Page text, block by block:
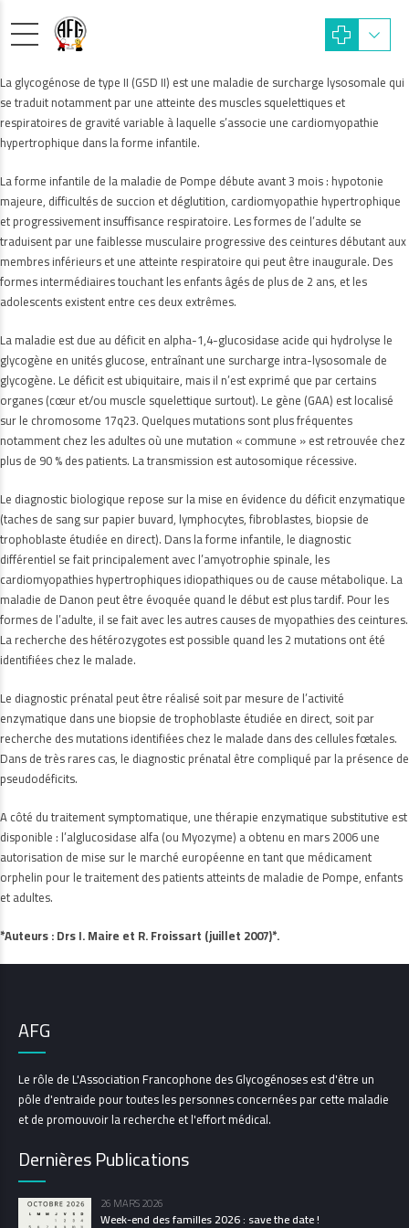
La glycogénose de type II (GSD II) est une maladie de surcharge lysosomale qui
se traduit notamment par une atteinte des muscles squelettiques et
respiratoires de gravité variable à laquelle s’associe une cardiomyopathie
hypertrophique dans la forme infantile.
La forme infantile de la maladie de Pompe débute avant 3 mois : hypotonie
majeure, difficultés de succion et déglutition, cardiomyopathie hypertrophique
et progressivement insuffisance respiratoire. Les formes de l’adulte se
traduisent par une faiblesse musculaire progressive des ceintures débutant aux
membres inférieurs et une atteinte respiratoire qui peut être inaugurale. Des
formes intermédiaires touchant les enfants âgés de plus de 2 ans, et les
adolescents existent entre ces deux extrêmes.
La maladie est due au déficit en alpha-1,4-glucosidase acide qui hydrolyse le
glycogène en unités glucose, entraînant une surcharge intra-lysosomale de
glycogène. Le déficit est ubiquitaire, mais il n’est exprimé que par certains
organes (cœur et/ou muscle squelettique surtout). Le gène (GAA) est localisé
sur le chromosome 17q23. Quelques mutations sont plus fréquentes
notamment chez les adultes où une mutation « commune » est retrouvée chez
plus de 90 % des patients. La transmission est autosomique récessive.
Le diagnostic biologique repose sur la mise en évidence du déficit enzymatique
(taches de sang sur papier buvard, lymphocytes, fibroblastes, biopsie de
trophoblaste étudiée en direct). Dans la forme infantile, le diagnostic
différentiel se fait principalement avec l’amyotrophie spinale, les
cardiomyopathies hypertrophiques idiopathiques ou de cause métabolique. La
maladie de Danon peut être évoquée quand le début est plus tardif. Pour les
formes de l’adulte, il se fait avec les autres causes de myopathies des ceintures.
La recherche des hétérozygotes est possible quand les 2 mutations ont été
identifiées chez le malade.
Le diagnostic prénatal peut être réalisé soit par mesure de l’activité
enzymatique dans une biopsie de trophoblaste étudiée en direct, soit par
recherche des mutations identifiées chez le malade dans des cellules fœtales.
Dans de très rares cas, le diagnostic prénatal être compliqué par la présence de
pseudodéficits.
A côté du traitement symptomatique, une thérapie enzymatique substitutive est
disponible : l’alglucosidase alfa (ou Myozyme) a obtenu en mars 2006 une
autorisation de mise sur le marché européenne en tant que médicament
orphelin pour le traitement des patients atteints de maladie de Pompe, enfants
et adultes.
*Auteurs : Drs I. Maire et R. Froissart (juillet 2007)*.
AFG
Le rôle de L'Association Francophone des Glycogénoses est d'être un
pôle d'entraide pour toutes les personnes concernées par cette maladie
et de promouvoir la recherche et l'effort médical.
Dernières Publications
26 MARS 2026
Week-end des familles 2026 : save the date !